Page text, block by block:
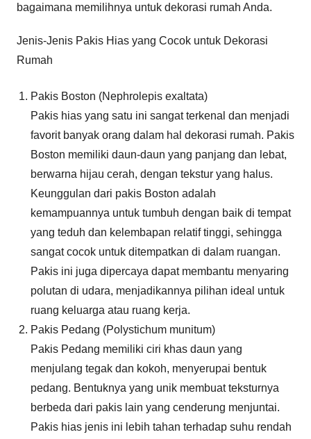
bagaimana memilihnya untuk dekorasi rumah Anda.
Jenis-Jenis Pakis Hias yang Cocok untuk Dekorasi
Rumah
Pakis Boston (Nephrolepis exaltata)
Pakis hias yang satu ini sangat terkenal dan menjadi
favorit banyak orang dalam hal dekorasi rumah. Pakis
Boston memiliki daun-daun yang panjang dan lebat,
berwarna hijau cerah, dengan tekstur yang halus.
Keunggulan dari pakis Boston adalah
kemampuannya untuk tumbuh dengan baik di tempat
yang teduh dan kelembapan relatif tinggi, sehingga
sangat cocok untuk ditempatkan di dalam ruangan.
Pakis ini juga dipercaya dapat membantu menyaring
polutan di udara, menjadikannya pilihan ideal untuk
ruang keluarga atau ruang kerja.
Pakis Pedang (Polystichum munitum)
Pakis Pedang memiliki ciri khas daun yang
menjulang tegak dan kokoh, menyerupai bentuk
pedang. Bentuknya yang unik membuat teksturnya
berbeda dari pakis lain yang cenderung menjuntai.
Pakis hias jenis ini lebih tahan terhadap suhu rendah